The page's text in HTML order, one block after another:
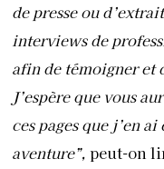
de presse ou
interviews de
afin de témoigner et
J’espère que vous
ces pages que j’en
aventure”, peut-on